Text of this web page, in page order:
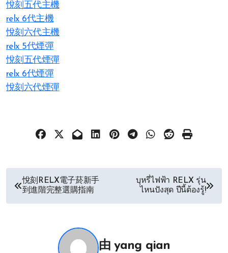
悅刻五代主機
relx 6代主機
悅刻六代主機
relx 5代煙彈
悅刻五代煙彈
relx 6代煙彈
悅刻六代煙彈
文
章
悅刻RELX電子菸新手
到進階完整選購指南
บุหรี่ไฟฟ้า RELX รุ่น
ไหนปังสุด ปีนี้ต้องรู้!
由yang qian